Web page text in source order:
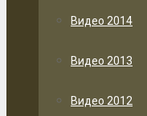
Видео 2014
Видео 2013
Видео 2012